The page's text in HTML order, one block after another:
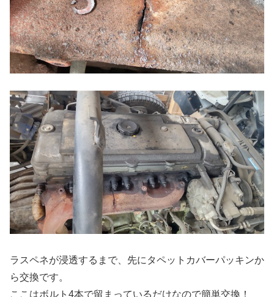
ラスペネが浸透するまで、先にタペットカバーパッキンか
ら交換です。
ここはボルト4本で留まっているだけなので簡単交換！